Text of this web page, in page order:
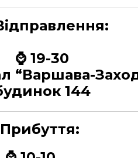
⌚ 19-30
“Варшава-
144
Прибуття: